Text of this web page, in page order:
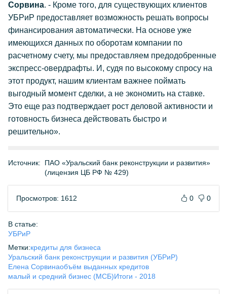
Сорвина. - Кроме того, для существующих клиентов
УБРиР предоставляет возможность решать вопросы
финансирования автоматически. На основе уже
имеющихся данных по оборотам компании по
расчетному счету, мы предоставляем предодобренные
экспресс-овердрафты. И, судя по высокому спросу на
этот продукт, нашим клиентам важнее поймать
выгодный момент сделки, а не экономить на ставке.
Это еще раз подтверждает рост деловой активности и
готовность бизнеса действовать быстро и
решительно».
Источник:
ПАО «Уральский банк реконструкции и развития»
(лицензия ЦБ РФ № 429)
Просмотров: 1612 0 0
В статье:
УБРиР
Метки:кредиты для бизнеса
Уральский банк реконструкции и развития (УБРиР)
Елена Сорвинаобъём выданных кредитов
малый и средний бизнес (МСБ)Итоги - 2018